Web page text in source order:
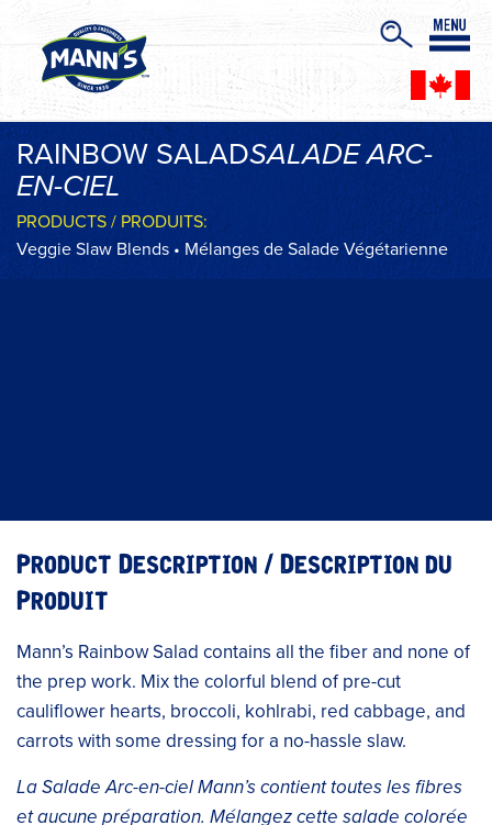
RAINBOW SALADSALADE ARC-
EN-CIEL
PRODUCTS / PRODUITS:
Veggie Slaw Blends • Mélanges de Salade Végétarienne
Product Description / Description du
Produit
Mann’s Rainbow Salad contains all the fiber and none of
the prep work. Mix the colorful blend of pre-cut
cauliflower hearts, broccoli, kohlrabi, red cabbage, and
carrots with some dressing for a no-hassle slaw.
La Salade Arc-en-ciel Mann’s contient toutes les fibres
et aucune préparation. Mélangez cette salade colorée